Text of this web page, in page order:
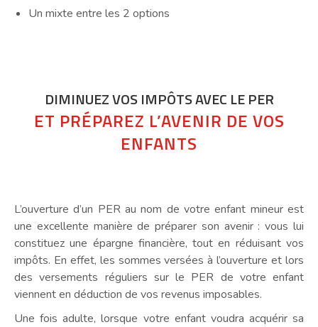
Un mixte entre les 2 options
DIMINUEZ VOS IMPÔTS AVEC LE PER
ET PRÉPAREZ L’AVENIR DE VOS
ENFANTS
L’ouverture d’un PER au nom de votre enfant mineur est
une excellente manière de préparer son avenir : vous lui
constituez une épargne financière, tout en réduisant vos
impôts. En effet, les sommes versées à l’ouverture et lors
des versements réguliers sur le PER de votre enfant
viennent en déduction de vos revenus imposables.
Une fois adulte, lorsque votre enfant voudra acquérir sa